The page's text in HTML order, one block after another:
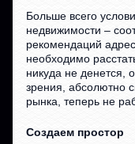
Больше всего
недвижимости –
рекомендаций
необходимо
никуда не денется,
зрения, абсолютно
рынка, теперь не
Создаем простор